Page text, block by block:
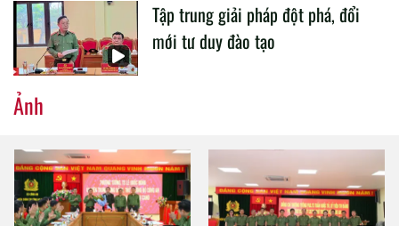
Tập trung giải pháp đột phá, đổi
mới tư duy đào tạo
Ảnh